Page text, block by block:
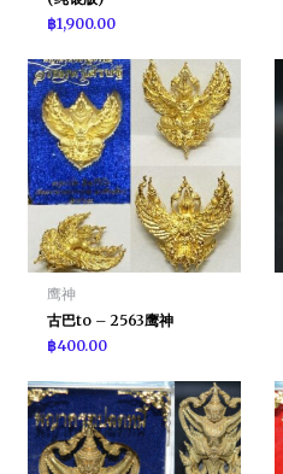
฿1,900.00
鹰神
古巴to – 2563鹰神
฿400.00